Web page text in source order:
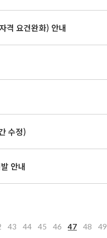
격 요건완화) 안내
수정)
안내
43 44 45 46 47 48 49